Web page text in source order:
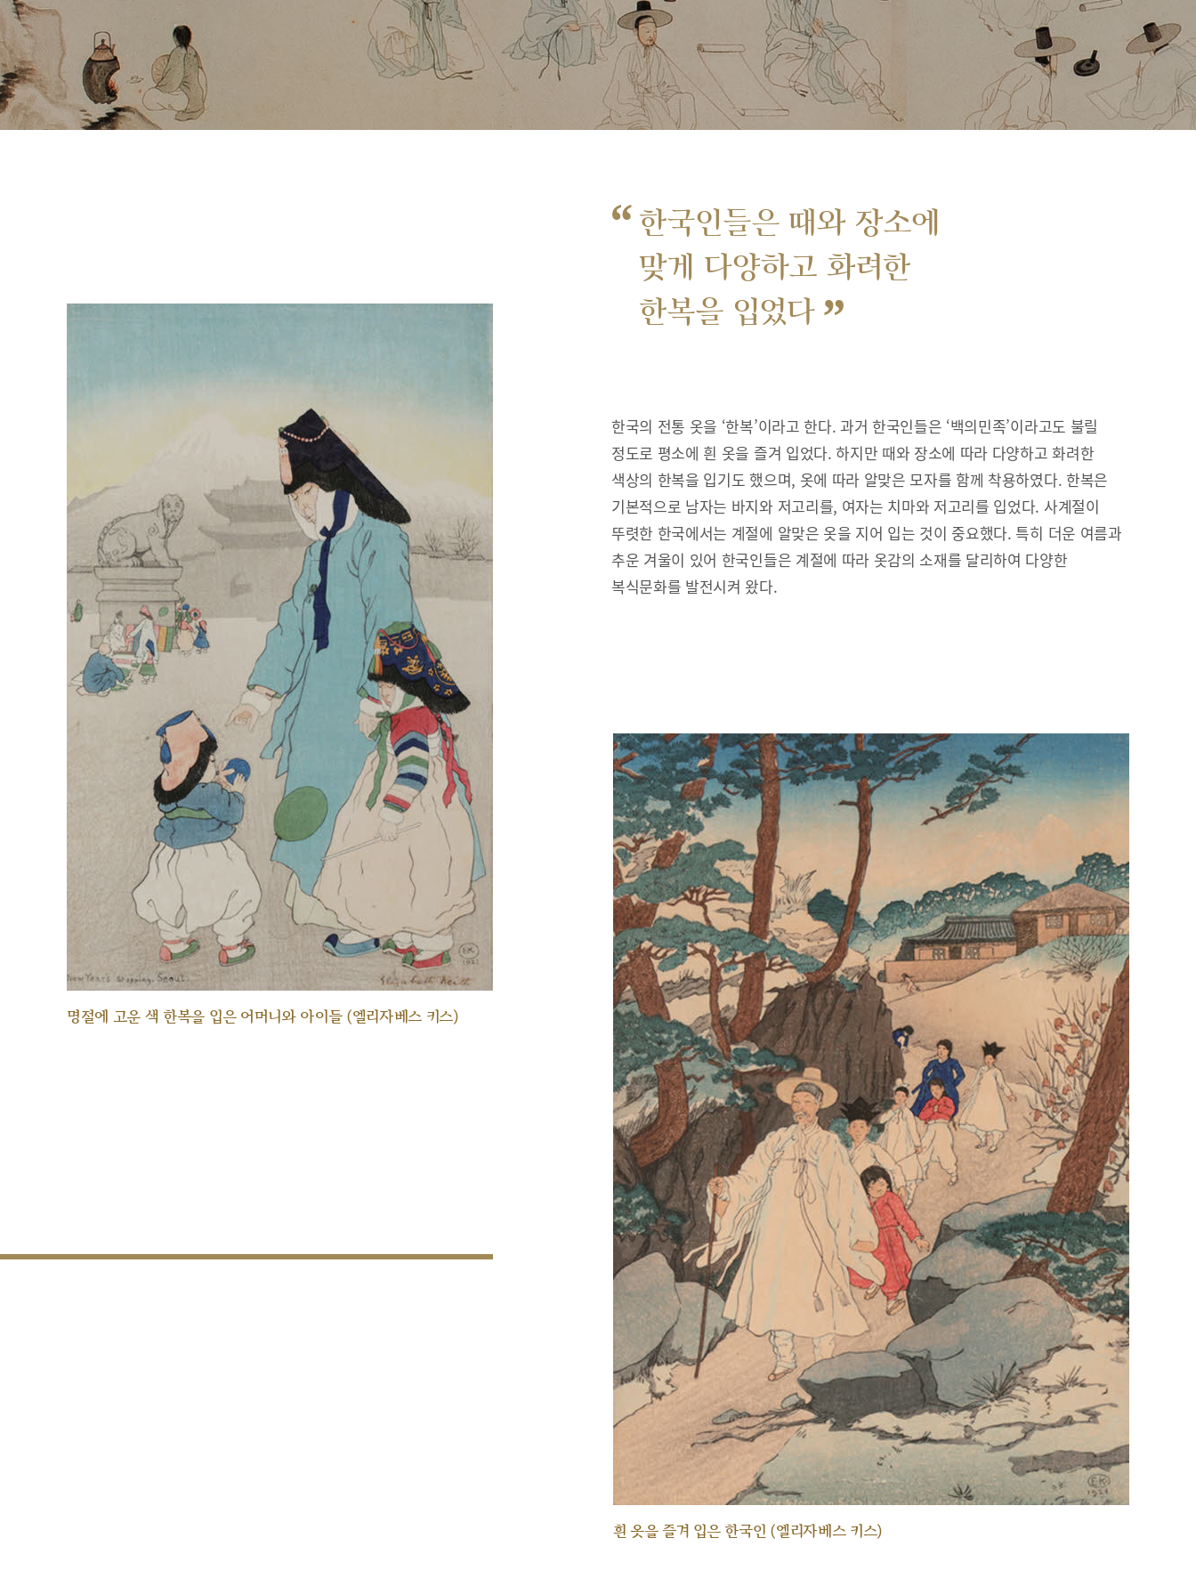
“ 한국인들은 때와 장소에
맞게 다양하고 화려한
한복을 입었다 ”
명절에 고운 색 한복을 입은 어머니와 아이들 (엘리자베스 키스)
한국의 전통 옷을 ‘한복’이라고 한다. 과거 한국인들은 ‘백의민족’이라고도 불릴
정도로 평소에 흰 옷을 즐겨 입었다. 하지만 때와 장소에 따라 다양하고 화려한
색상의 한복을 입기도 했으며, 옷에 따라 알맞은 모자를 함께 착용하였다. 한복은
기본적으로 남자는 바지와 저고리를, 여자는 치마와 저고리를 입었다. 사계절이
뚜렷한 한국에서는 계절에 알맞은 옷을 지어 입는 것이 중요했다. 특히 더운 여름과
추운 겨울이 있어 한국인들은 계절에 따라 옷감의 소재를 달리하여 다양한
복식문화를 발전시켜 왔다.
흰 옷을 즐겨 입은 한국인 (엘리자베스 키스)